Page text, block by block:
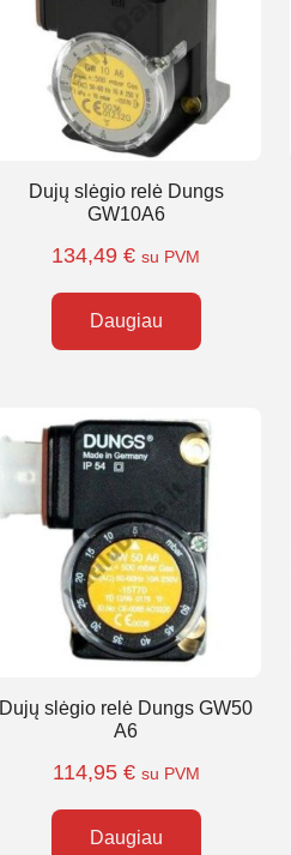
Dujų slėgio relė Dungs
GW10A6
134,49€ su PVM
Daugiau
Dujų slėgio relė Dungs GW50
A6
114,95 € su PVM
Daugiau